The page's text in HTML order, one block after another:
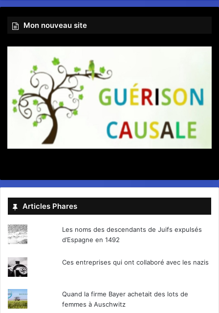
Mon nouveau site
Articles Phares
Les noms des descendants de Juifs expulsés
d’Espagne en 1492
Ces entreprises qui ont collaboré avec les nazis
Quand la firme Bayer achetait des lots de
femmes à Auschwitz